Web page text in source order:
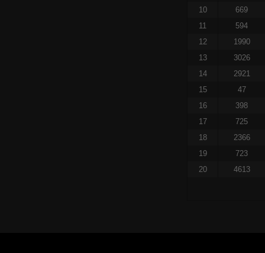
10
669
11
594
12
1990
13
3026
14
2921
15
47
16
398
17
725
18
2366
19
723
20
4613